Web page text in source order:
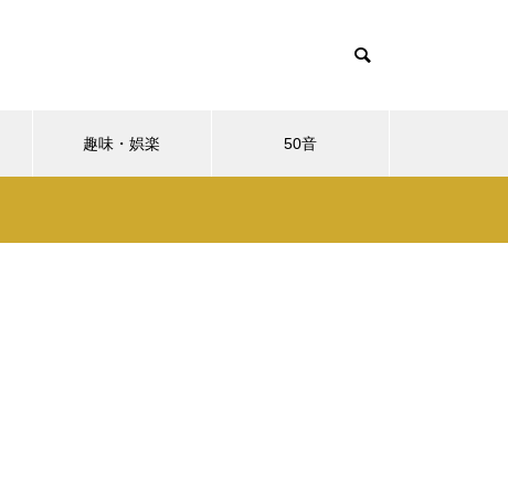
趣味・娯楽 50音